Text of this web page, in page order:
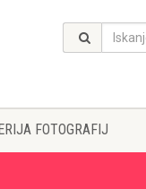
FOTOGRAFIJ